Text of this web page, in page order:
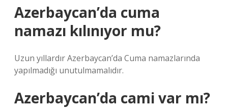
Azerbaycan’da cuma
namazı kılınıyor mu?
Uzun yıllardır Azerbaycan’da Cuma namazlarında
yapılmadığı unutulmamalıdır.
Azerbaycan’da cami var mı?